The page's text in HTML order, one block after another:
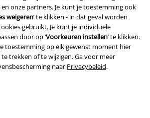
onze partners. Je kunt je toestemming ook
weigeren’ te klikken - in dat geval worden
gebruikt. Je kunt je individuele
door op ‘Voorkeuren instellen’ te klikken.
toestemming op elk gewenst moment hier
te trekken of te wijzigen. Ga voor meer
naar Privacybeleid.